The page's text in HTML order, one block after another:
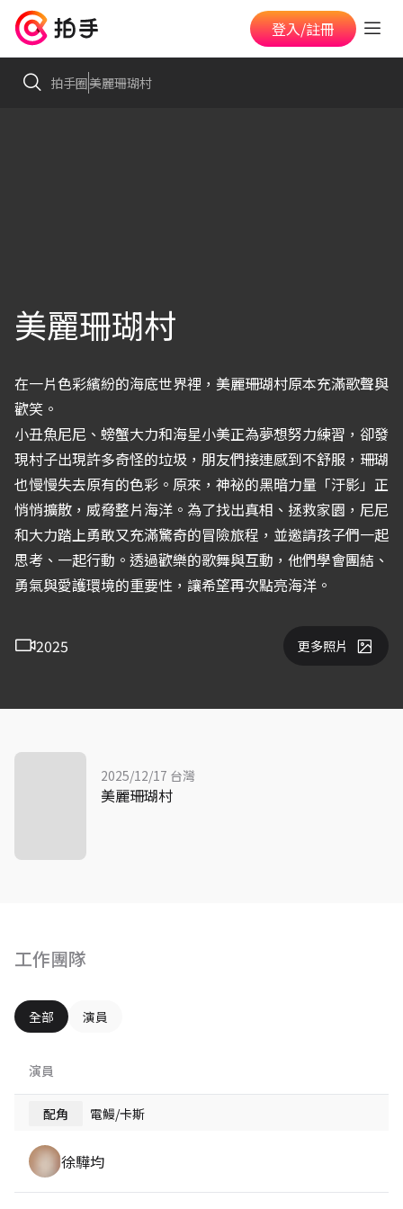
登入/註冊
拍手圈美麗珊瑚村
美麗珊瑚村
在一片色彩繽紛的海底世界裡，美麗珊瑚村原本充滿歌聲與
歡笑。
小丑魚尼尼、螃蟹大力和海星小美正為夢想努力練習，卻發
現村子出現許多奇怪的垃圾，朋友們接連感到不舒服，珊瑚
也慢慢失去原有的色彩。原來，神祕的黑暗力量「汙影」正
悄悄擴散，威脅整片海洋。為了找出真相、拯救家園，尼尼
和大力踏上勇敢又充滿驚奇的冒險旅程，並邀請孩子們一起
思考、一起行動。透過歡樂的歌舞與互動，他們學會團結、
勇氣與愛護環境的重要性，讓希望再次點亮海洋。
2025 更多照片
工作團隊
全部 演員
演員
配角 電鰻/卡斯
徐驊均
2025/12/17 台灣
美麗珊瑚村